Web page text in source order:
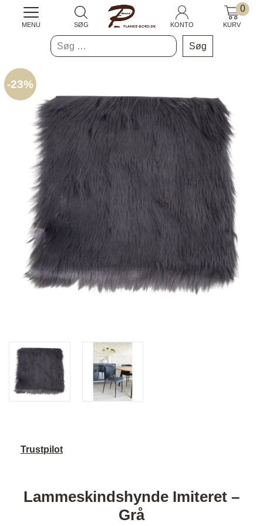
Søg
efter:
MENU SØG KONTO
0
KURV
Trustpilot
-23%
Lammeskindshynde Imiteret –
Grå